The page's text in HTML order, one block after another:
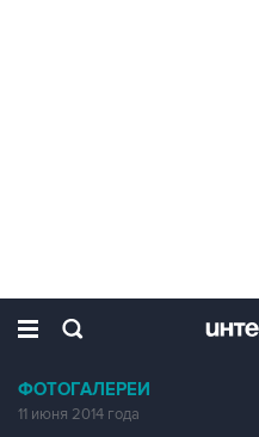
ФОТОГАЛЕРЕИ
11 июня 2014 года